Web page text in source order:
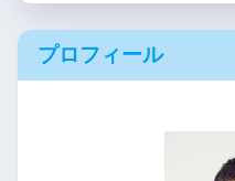
プロフィール